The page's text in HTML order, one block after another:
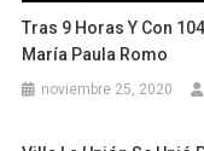
Tras 9 Horas Y Con
María Paula Romo
noviembre 25, 2020